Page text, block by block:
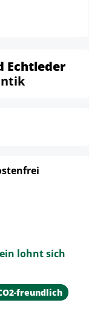
Echtleder
lohnt sich
freundlich